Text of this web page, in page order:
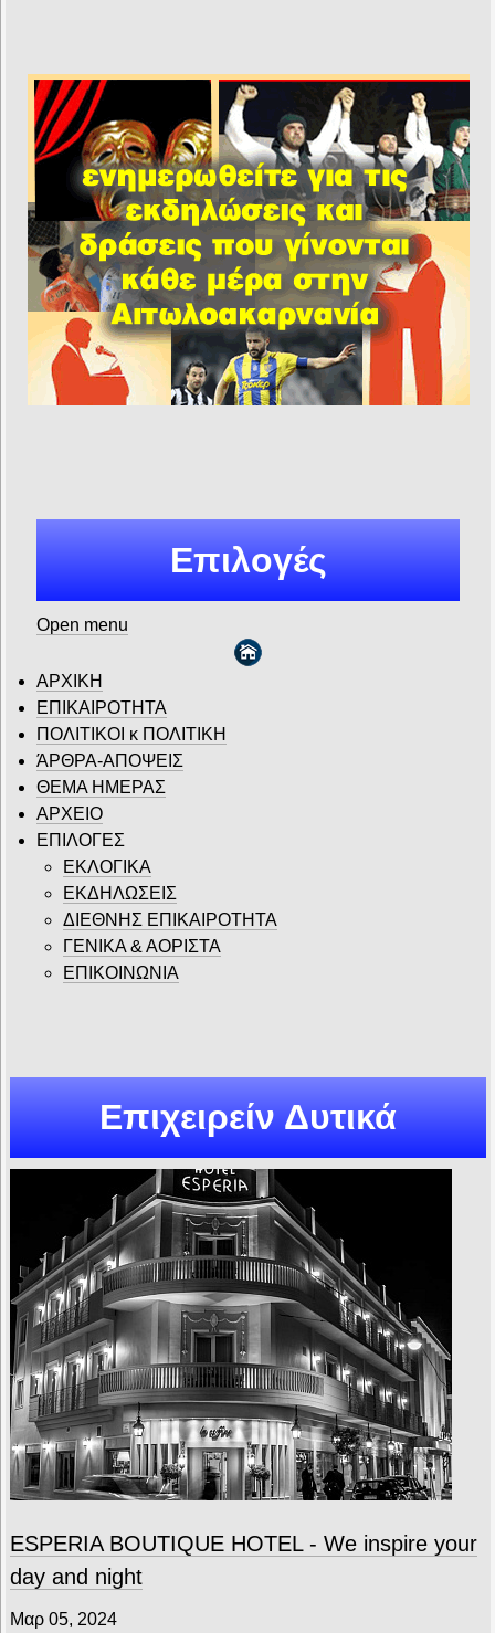
Επιλογές
Open menu
ΑΡΧΙΚΗ
ΕΠΙΚΑΙΡΟΤΗΤΑ
ΠΟΛΙΤΙΚΟΙ κ ΠΟΛΙΤΙΚΗ
ΆΡΘΡΑ-ΑΠΟΨΕΙΣ
ΘΕΜΑ ΗΜΕΡΑΣ
ΑΡΧΕΙΟ
ΕΠΙΛΟΓΕΣ
ΕΚΛΟΓΙΚΑ
ΕΚΔΗΛΩΣΕΙΣ
ΔΙΕΘΝΗΣ ΕΠΙΚΑΙΡΟΤΗΤΑ
ΓΕΝΙΚΑ & ΑΟΡΙΣΤΑ
ΕΠΙΚΟΙΝΩΝΙΑ
Επιχειρείν Δυτικά
ESPERIA BOUTIQUE HOTEL - We inspire your
day and night
Μαρ 05, 2024